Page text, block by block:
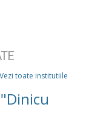
Vezi toate institutiile